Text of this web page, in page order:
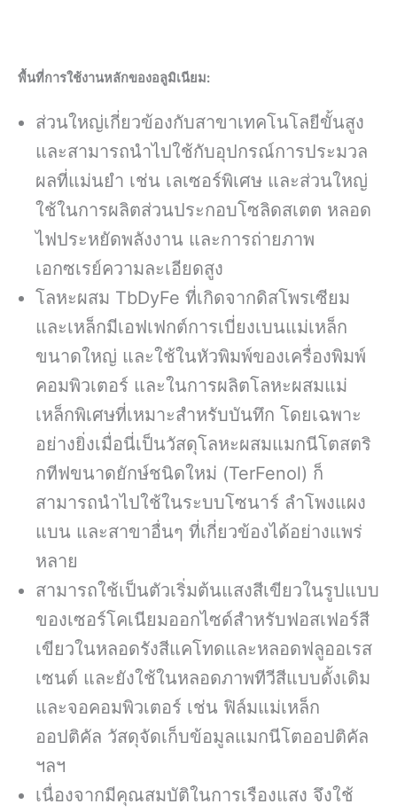
พื้นที่การใช้งานหลักของอลูมิเนียม:
ส่วนใหญ่เกี่ยวข้องกับสาขาเทคโนโลยีขั้นสูง
และสามารถนำไปใช้กับอุปกรณ์การประมวล
ผลที่แม่นยำ เช่น เลเซอร์พิเศษ และส่วนใหญ่
ใช้ในการผลิตส่วนประกอบโซลิดสเตต หลอด
ไฟประหยัดพลังงาน และการถ่ายภาพ
เอกซเรย์ความละเอียดสูง
โลหะผสม TbDyFe ที่เกิดจากดิสโพรเซียม
และเหล็กมีเอฟเฟกต์การเบี่ยงเบนแม่เหล็ก
ขนาดใหญ่ และใช้ในหัวพิมพ์ของเครื่องพิมพ์
คอมพิวเตอร์ และในการผลิตโลหะผสมแม่
เหล็กพิเศษที่เหมาะสำหรับบันทึก โดยเฉพาะ
อย่างยิ่งเมื่อนี่เป็นวัสดุโลหะผสมแมกนีโตสตริ
กทีฟขนาดยักษ์ชนิดใหม่ (TerFenol) ก็
สามารถนำไปใช้ในระบบโซนาร์ ลำโพงแผง
แบน และสาขาอื่นๆ ที่เกี่ยวข้องได้อย่างแพร่
หลาย
สามารถใช้เป็นตัวเริ่มต้นแสงสีเขียวในรูปแบบ
ของเซอร์โคเนียมออกไซด์สำหรับฟอสเฟอร์สี
เขียวในหลอดรังสีแคโทดและหลอดฟลูออเรส
เซนต์ และยังใช้ในหลอดภาพทีวีสีแบบดั้งเดิม
และจอคอมพิวเตอร์ เช่น ฟิล์มแม่เหล็ก
ออปติคัล วัสดุจัดเก็บข้อมูลแมกนีโตออปติคัล
ฯลฯ
เนื่องจากมีคุณสมบัติในการเรืองแสง จึงใช้